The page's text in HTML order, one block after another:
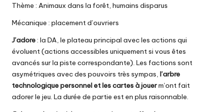
Thème : Animaux dans la forêt, humains disparus
Mécanique : placement d’ouvriers
J’adore: la DA, le plateau principal avec les actions qui
évoluent (actions accessibles uniquement si vous êtes
avancés sur la piste correspondante). Les factions sont
asymétriques avec des pouvoirs très sympas, l’arbre
technologique personnel et les cartes à jouerm’ont fait
adorer le jeu. La durée de partie est en plus raisonnable.